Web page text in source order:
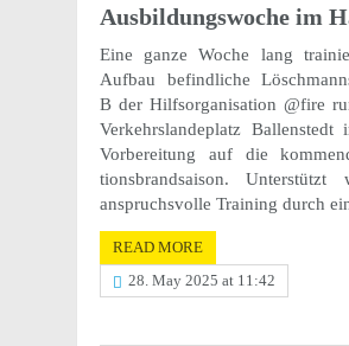
Ausbil­dungswoche im
Eine ganze Woche lang
Aufbau befind­liche
B der Hilf­sor­gan­i­sa­tion @fire
Verkehrs­lan­de­platz
Vorbere­itung auf die
tions­brand­sai­son. Unter­stützt
anspruchsvolle Train­ing durch
READ MORE
28. May 2025 at 11:42